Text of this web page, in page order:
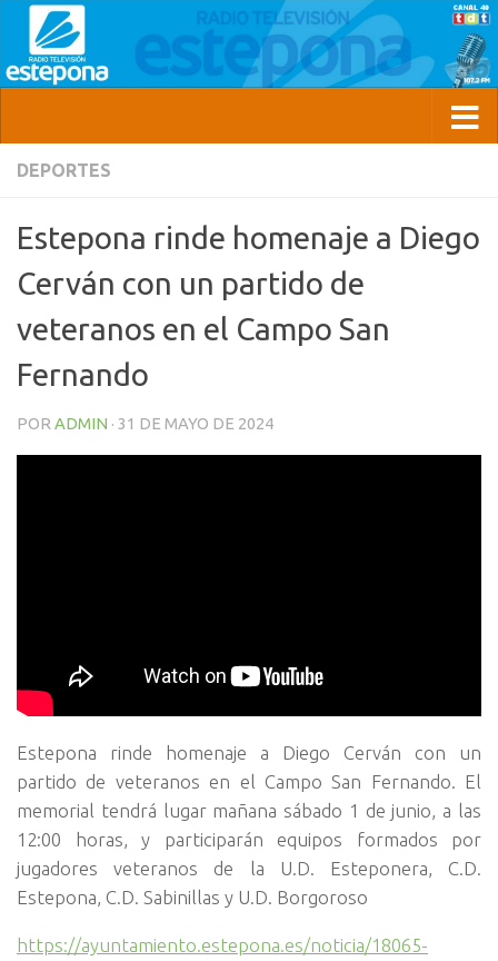
DEPORTES
Estepona rinde homenaje a Diego
Cerván con un partido de
veteranos en el Campo San
Fernando
POR ADMIN · 31 DE MAYO DE 2024
Estepona rinde homenaje a Diego Cerván con un
partido de veteranos en el Campo San Fernando. El
memorial tendrá lugar mañana sábado 1 de junio, a las
12:00 horas, y participarán equipos formados por
jugadores veteranos de la U.D. Esteponera, C.D.
Estepona, C.D. Sabinillas y U.D. Borgoroso
https://ayuntamiento.estepona.es/noticia/18065-